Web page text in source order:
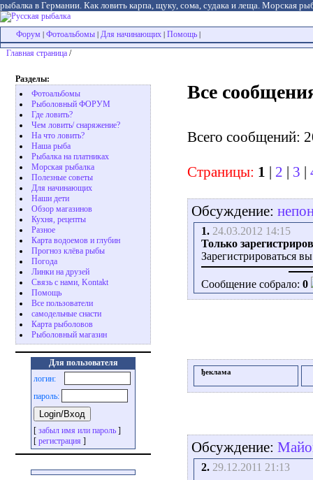
рыбалка в Германии. Как ловить карпа, щуку, сома, судака и леща. Морская
Форум Фотоальбомы Для начинающих Помощь
Главная страница /
Разделы:
Фотоальбомы
Рыболовный ФОРУМ
Где ловить?
Чем ловить/ снаряжение?
На что ловить?
Наша рыба
Рыбалка на платниках
Морская рыбалка
Полезные советы
Для начинающих
Наши дети
Обзор магазинов
Кухня, рецепты
Разное
Карта водоемов и глубин
Прогноз клёва рыбы
Погода
Линки на друзей
Связь с нами, Kontakt
Помощь
Все пользователи
самодельные снасти
Карта рыболовов
Рыболовный магазин
Для пользователя
логин:
пароль:
[ забыл имя или пароль ]
[ регистрация ]
Все
Всего сообщений:
Страницы: 1 | 2 | 3 |
Обсуждение:
1. 24.03.2012 14:15
Только
Зарегистрироваться
Сообщение собрало: 0
ђеклама
Обсуждение:
2. 29.12.2011 21:13